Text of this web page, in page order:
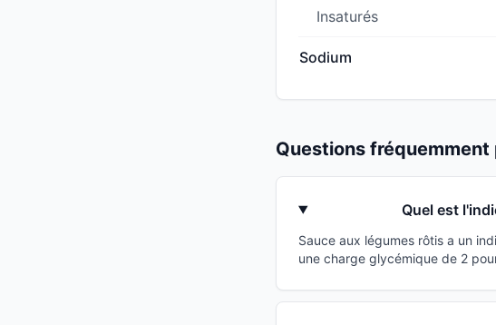
Insaturés
Sodium
Questions fréquemment
Quel est
Sauce aux légumes rôtis a un
une charge glycémique de 2